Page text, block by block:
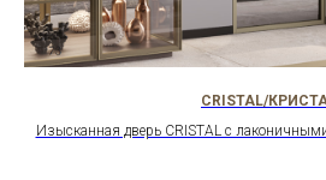
CRISTAL/
Изысканная дверь CRISTAL с